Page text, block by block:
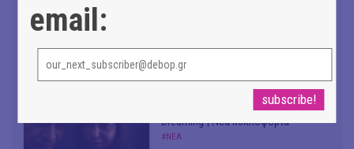
Από το soundtrack της ταινίας "The
Birthday Party"
#ΝΕΑ
CRACK THE MIRROR - Art of
Dreaming | Νέα κυκλοφορία
#ΝΕΑ
email: